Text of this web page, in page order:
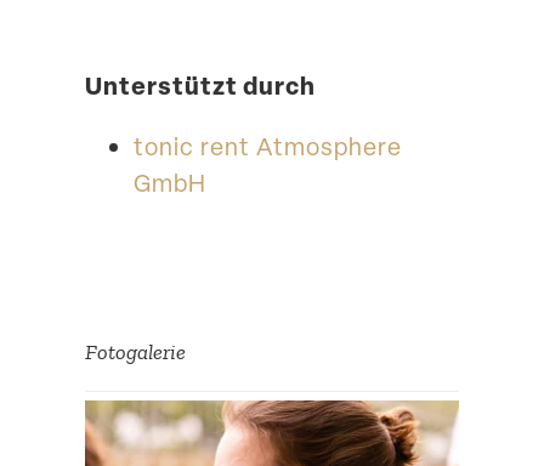
Unter­stützt durch
tonic rent Atmosphere
GmbH
Fotoga­lerie